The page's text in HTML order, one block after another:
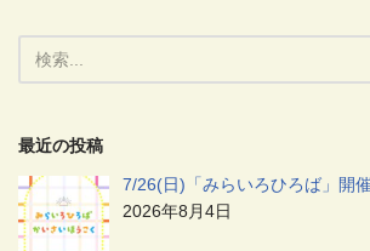
最近の投稿
7/26(日)「みらいろひろば」開
2026年8月4日